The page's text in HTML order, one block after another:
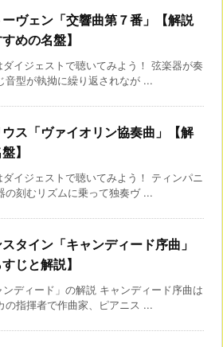
ヴェン「交響曲第７番」【解説
めの名盤】
ダイジェストで聴いてみよう！ 弦楽器が奏
音型が執拗に繰り返されなが ...
ス「ヴァイオリン協奏曲」【解
】
ダイジェストで聴いてみよう！ ティンパニ
の刻むリズムに乗って独奏ヴ ...
タイン「キャンディード序曲」
すじと解説】
ンディード」の解説 キャンディード序曲は
の指揮者で作曲家、ピアニス ...